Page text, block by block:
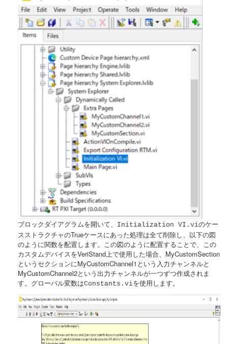
ブロックダイアグラムを開いて、 Initialization VI.viのケー
スストラクチャのTrueケースにあった処理は全て削除し、以下の図
のように関数を配置します。この図のように配置することで、この
カスタムデバイスをVeriStand上で使用した場合、MyCustomSection
というセクションにMyCustomChannel1という入力チャンネルと
MyCustomChannel2という出力チャンネルが一つずつ作成されま
す。グローバル変数はConstants.viを使用します。